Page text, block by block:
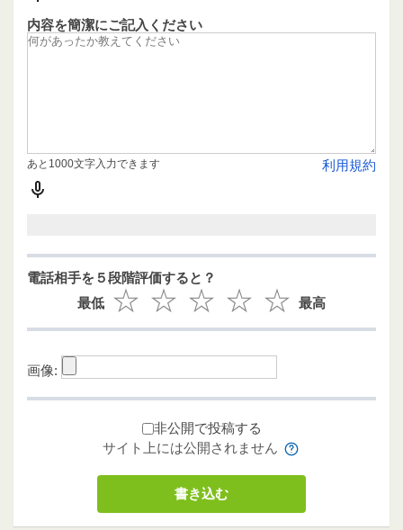
内容を簡潔にご記入ください
利用規約
あと1000文字入力できます
電話相手を５段階評価すると？
最低
最高
画像:
非公開で投稿する
サイト上には公開されません